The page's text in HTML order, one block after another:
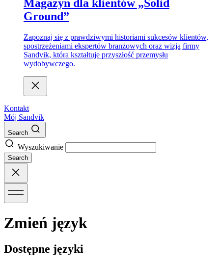
Magazyn dla klientów „Solid
Ground”
Zapoznaj się z prawdziwymi historiami sukcesów klientów,
spostrzeżeniami ekspertów branżowych oraz wizją firmy
Sandvik, która kształtuje przyszłość przemysłu
wydobywczego.
Kontakt
Mój Sandvik
Search
Wyszukiwanie
Search
Zmień język
Dostępne języki